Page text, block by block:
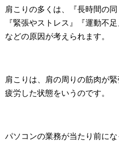
肩こりの多くは、『長時間の同
『緊張やストレス』『運動不
などの原因が考えられます。
肩こりは、肩の周りの筋肉が
疲労した状態をいうのです。
パソコンの業務が当たり前にな